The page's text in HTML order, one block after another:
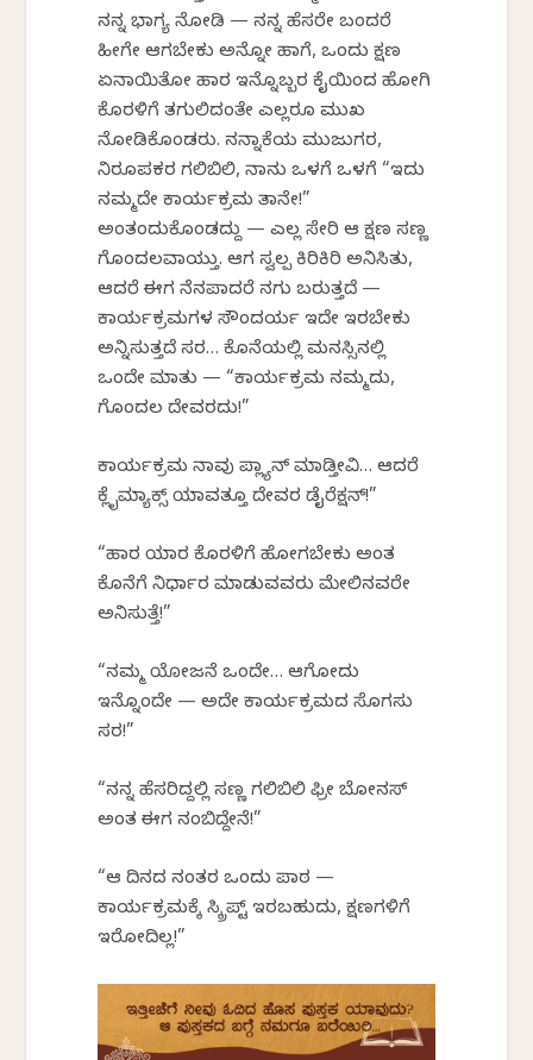
ನನ್ನ ಭಾಗ್ಯ ನೋಡಿ — ನನ್ನ ಹೆಸರೇ ಬಂದರೆ
ಹೀಗೇ ಆಗಬೇಕು ಅನ್ನೋ ಹಾಗೆ, ಒಂದು ಕ್ಷಣ
ಏನಾಯಿತೋ ಹಾರ ಇನ್ನೊಬ್ಬರ ಕೈಯಿಂದ ಹೋಗಿ
ಕೊರಳಿಗೆ ತಗುಲಿದಂತೇ ಎಲ್ಲರೂ ಮುಖ
ನೋಡಿಕೊಂಡರು. ನನ್ನಾಕೆಯ ಮುಜುಗರ,
ನಿರೂಪಕರ ಗಲಿಬಿಲಿ, ನಾನು ಒಳಗೆ ಒಳಗೆ “ಇದು
ನಮ್ಮದೇ ಕಾರ್ಯಕ್ರಮ ತಾನೇ!”
ಅಂತಂದುಕೊಂಡದ್ದು — ಎಲ್ಲ ಸೇರಿ ಆ ಕ್ಷಣ ಸಣ್ಣ
ಗೊಂದಲವಾಯ್ತು. ಆಗ ಸ್ವಲ್ಪ ಕಿರಿಕಿರಿ ಅನಿಸಿತು,
ಆದರೆ ಈಗ ನೆನಪಾದರೆ ನಗು ಬರುತ್ತದೆ —
ಕಾರ್ಯಕ್ರಮಗಳ ಸೌಂದರ್ಯ ಇದೇ ಇರಬೇಕು
ಅನ್ನಿಸುತ್ತದೆ ಸರ… ಕೊನೆಯಲ್ಲಿ ಮನಸ್ಸಿನಲ್ಲಿ
ಒಂದೇ ಮಾತು — “ಕಾರ್ಯಕ್ರಮ ನಮ್ಮದು,
ಗೊಂದಲ ದೇವರದು!”
ಕಾರ್ಯಕ್ರಮ ನಾವು ಪ್ಲ್ಯಾನ್ ಮಾಡ್ತೀವಿ… ಆದರೆ
ಕ್ಲೈಮ್ಯಾಕ್ಸ್ ಯಾವತ್ತೂ ದೇವರ ಡೈರೆಕ್ಷನ್!”
“ಹಾರ ಯಾರ ಕೊರಳಿಗೆ ಹೋಗಬೇಕು ಅಂತ
ಕೊನೆಗೆ ನಿರ್ಧಾರ ಮಾಡುವವರು ಮೇಲಿನವರೇ
ಅನಿಸುತ್ತೆ!”
“ನಮ್ಮ ಯೋಜನೆ ಒಂದೇ… ಆಗೋದು
ಇನ್ನೊಂದೇ — ಅದೇ ಕಾರ್ಯಕ್ರಮದ ಸೊಗಸು
ಸರ!”
“ನನ್ನ ಹೆಸರಿದ್ದಲ್ಲಿ ಸಣ್ಣ ಗಲಿಬಿಲಿ ಫ್ರೀ ಬೋನಸ್
ಅಂತ ಈಗ ನಂಬಿದ್ದೇನೆ!”
“ಆ ದಿನದ ನಂತರ ಒಂದು ಪಾಠ —
ಕಾರ್ಯಕ್ರಮಕ್ಕೆ ಸ್ಕ್ರಿಪ್ಟ್ ಇರಬಹುದು, ಕ್ಷಣಗಳಿಗೆ
ಇರೋದಿಲ್ಲ!”